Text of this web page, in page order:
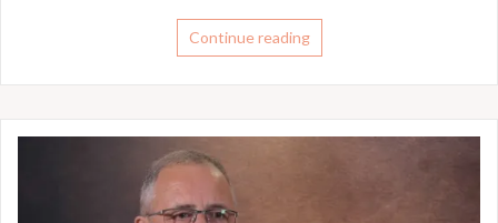
Continue reading